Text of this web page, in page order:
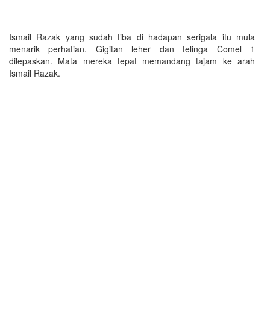
Ismail Razak yang sudah tiba di hadapan serigala itu mula
menarik perhatian. Gigitan leher dan telinga Comel 1
dilepaskan. Mata mereka tepat memandang tajam ke arah
Ismail Razak.